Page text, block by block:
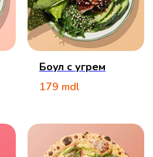
Боул с угрем
179 mdl